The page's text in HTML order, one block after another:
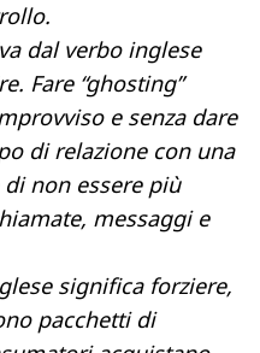
dal verbo inglese
Fare “ghosting”
e senza dare
di relazione con una
non essere più
messaggi e
significa forziere,
pacchetti di